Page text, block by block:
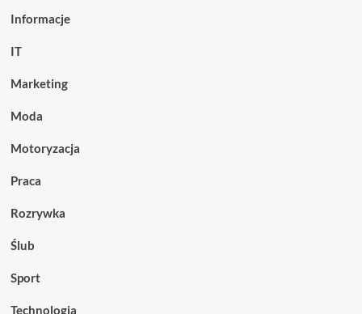
Informacje
IT
Marketing
Moda
Motoryzacja
Praca
Rozrywka
Ślub
Sport
Technologia